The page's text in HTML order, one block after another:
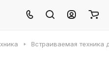
Встраиваемая техника